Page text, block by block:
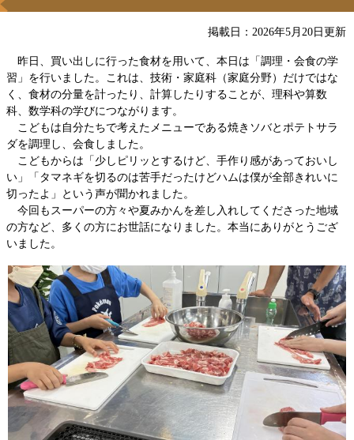
掲載日：2026年5月20日更新
昨日、買い出しに行った食材を用いて、本日は「調理・会食の学
習」を行いました。これは、技術・家庭科（家庭分野）だけではな
く、食材の分量を計ったり、計算したりすることが、理科や算数
科、数学科の学びにつながります。
こどもは自分たちで考えたメニューである焼きソバとポテトサラ
ダを調理し、会食しました。
こどもからは「少しピリッとするけど、手作り感があっておいし
い」「タマネギを切るのは苦手だったけどハムは僕が全部きれいに
切ったよ」という声が聞かれました。
今回もスーパーの方々や夏みかんを差し入れしてくださった地域
の方など、多くの方にお世話になりました。本当にありがとうござ
いました。